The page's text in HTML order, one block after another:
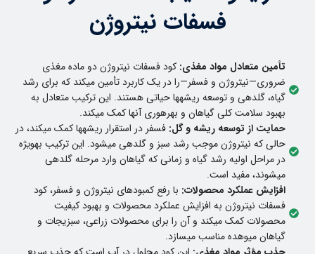
فسفات نیتروژن
تأمین متعادل مواد مغذی: کود فسفات نیتروژن دو ماده مغذی
ضروری—نیتروژن و فسفر—را در یک کاربرد تأمین میکند که برای رشد
گیاه، گلدهی و توسعه ریشهها حیاتی هستند. این ترکیب متعادل به
بهبود سلامت کلی گیاهان و بهرهوری آنها کمک میکند.
حمایت از توسعه ریشه و گل: فسفر در استقرار ریشهها کمک میکند، در
حالی که نیتروژن موجب رشد سبز و گلدهی میشود. این ترکیب بهویژه
در مراحل اولیه رشد گیاه و زمانی که گیاهان وارد مرحله گلدهی
میشوند، مفید است.
افزایش عملکرد محصولات: با رفع کمبودهای نیتروژن و فسفر، کود
فسفات نیتروژن به افزایش عملکرد محصولات و بهبود کیفیت
محصولات کمک میکند و آن را برای محصولات زراعی، سبزیجات و
گیاهان میوهده مناسب میسازد.